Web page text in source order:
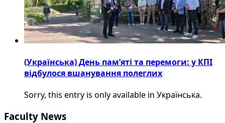
(Українська) День пам’яті та перемоги: у КПІ
відбулося вшанування полеглих
Sorry, this entry is only available in Українська.
Faculty News